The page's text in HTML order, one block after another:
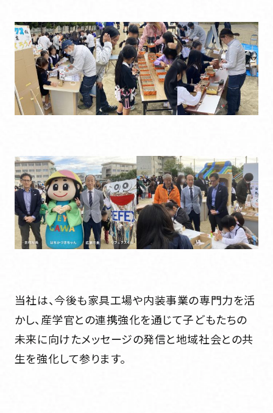
当社は、今後も家具工場や内装事業の専門力を活
かし、産学官との連携強化を通じて子どもたちの
未来に向けたメッセージの発信と地域社会との共
生を強化して参ります。